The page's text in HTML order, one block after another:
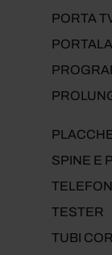
PORTA
SPINE E
TESTER
TUBI